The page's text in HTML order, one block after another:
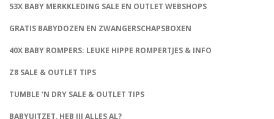
53X BABY MERKKLEDING SALE EN OUTLET WEBSHOPS
GRATIS BABYDOZEN EN ZWANGERSCHAPSBOXEN
40X BABY ROMPERS: LEUKE HIPPE ROMPERTJES & INFO
Z8 SALE & OUTLET TIPS
TUMBLE ‘N DRY SALE & OUTLET TIPS
BABYUITZET, HEB JIJ ALLES AL?